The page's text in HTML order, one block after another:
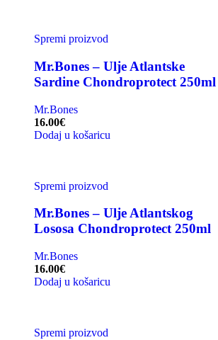
Spremi proizvod
Mr.Bones – Ulje Atlantske
Sardine Chondroprotect 250ml
Mr.Bones
16.00€
Dodaj u košaricu
Spremi proizvod
Mr.Bones – Ulje Atlantskog
Lososa Chondroprotect 250ml
Mr.Bones
16.00€
Dodaj u košaricu
Spremi proizvod